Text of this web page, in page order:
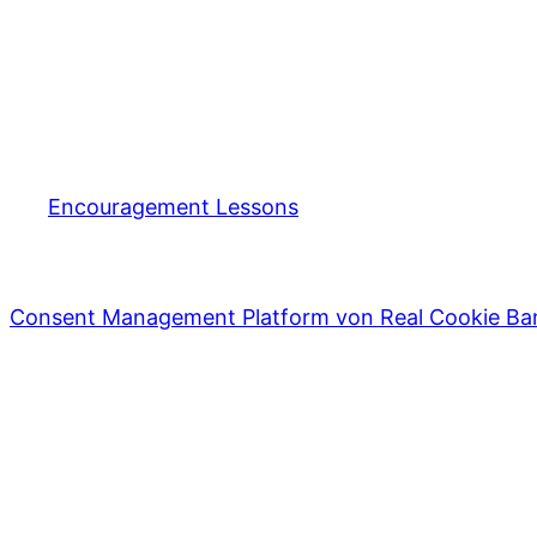
Encouragement Lessons
Consent Management Platform von Real Cookie